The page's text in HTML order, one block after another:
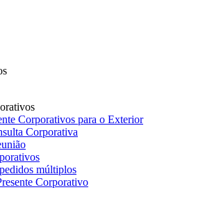
Corporativos para o Exterior
Corporativa
múltiplos
Corporativo